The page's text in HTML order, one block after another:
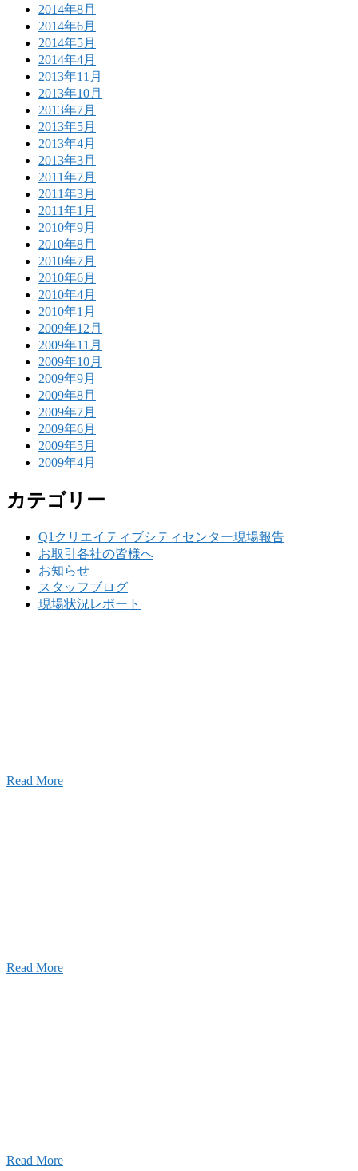
2014年8月
2014年6月
2014年5月
2014年4月
2013年11月
2013年10月
2013年7月
2013年5月
2013年4月
2013年3月
2011年7月
2011年3月
2011年1月
2010年9月
2010年8月
2010年7月
2010年6月
2010年4月
2010年1月
2009年12月
2009年11月
2009年10月
2009年9月
2009年8月
2009年7月
2009年6月
2009年5月
2009年4月
カテゴリー
Q1クリエイティブシティセンター現場報告
お取引各社の皆様へ
お知らせ
スタッフブログ
現場状況レポート
Read More
Read More
Read More